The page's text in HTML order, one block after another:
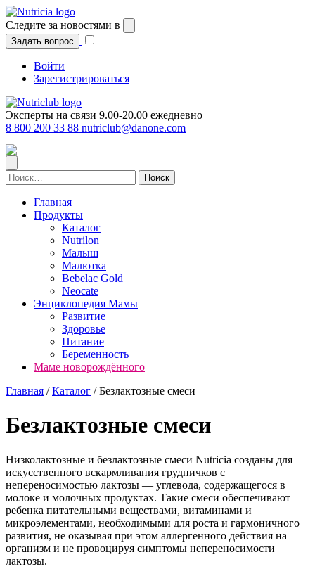
Перейти
к
содержимому
Следите за новостями в
Задать вопрос
Войти
Зарегистрироваться
Эксперты на связи 9.00-20.00 ежедневно
8 800 200 33 88 nutriclub@danone.com
Найти:
Главная
Продукты
Каталог
Nutrilon
Малыш
Малютка
Bebelac Gold
Neocate
Энциклопедия Мамы
Развитие
Здоровье
Питание
Беременность
Маме новорождённого
Главная /Каталог /Безлактозные смеси
Безлактозные смеси
Низколактозные и безлактозные смеси Nutricia созданы для
искусственного вскармливания грудничков с
непереносимостью лактозы — углевода, содержащегося в
молоке и молочных продуктах. Такие смеси обеспечивают
ребенка питательными веществами, витаминами и
микроэлементами, необходимыми для роста и гармоничного
развития, не оказывая при этом аллергенного действия на
организм и не провоцируя симптомы непереносимости
лактозы.